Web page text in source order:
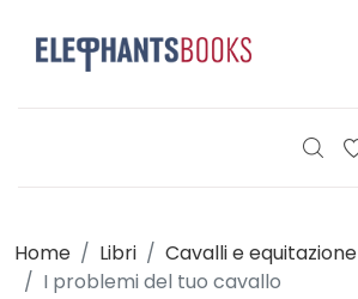
Home Libri
Cavalli e equitazione
I problemi del tuo cavallo